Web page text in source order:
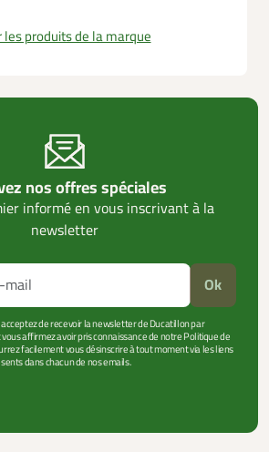
les produits de la marque
nos offres spéciales
informé en vous inscrivant à la
newsletter
Ok
acceptez de recevoir la newsletter de Ducatillon par
affirmez avoir pris connaissance de notre Politique de
facilement vous désinscrire à tout moment via les liens
dans chacun de nos emails.